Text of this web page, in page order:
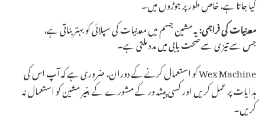
معدنیات کی فراہمی:یہ مشین جسم میں معدنیات کی سپلائی کو بہتر بناتی ہے،
جس سے تیزی سے صحت یابی میں مدد ملتی ہے۔
Wex Machine کو استعمال کرنے کے دوران، ضروری ہے کہ آپ اس کی
ہدایات پر عمل کریں اور کسی پیشہ ور کے مشورے کے بغیر مشین کو استعمال نہ
کریں۔